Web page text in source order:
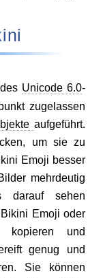
Unicode 6.0-
zugelassen
aufgeführt.
um sie zu
Emoji besser
mehrdeutig
darauf sehen
Emoji oder
und
genug und
Sie können